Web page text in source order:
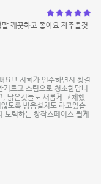
깨끗하고 좋아요 자주올것
요!! 저희가 인수하면서 청결
르고 스팀으로 청소한답니
낡은것들도 새롭게 교체했
도록 방음설치도 하고있습
노력하는 창작스페이스 될게